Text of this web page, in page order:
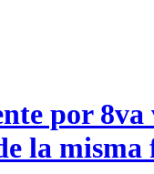
por
la